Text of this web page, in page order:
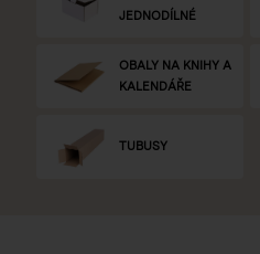
JEDNODÍLNÉ
OBALY NA KNIHY A
KALENDÁŘE
TUBUSY